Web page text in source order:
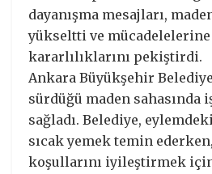
dayanışma mesajları,
yükseltti ve
kararlılıklarını pekiştirdi.
Ankara Büyükşehir
sürdüğü maden sahasında
sağladı. Belediye,
sıcak yemek temin
koşullarını iyileştirmek